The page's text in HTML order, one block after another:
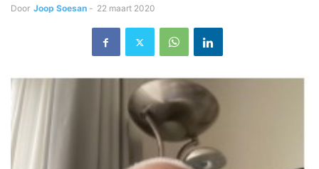
Door Joop Soesan - 22 maart 2020